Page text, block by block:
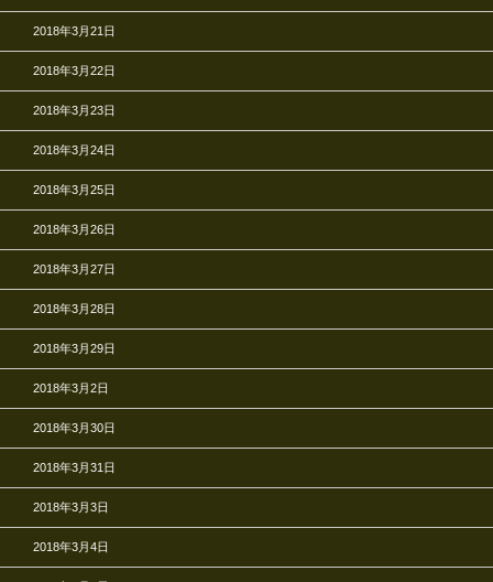
2018年3月21日
2018年3月22日
2018年3月23日
2018年3月24日
2018年3月25日
2018年3月26日
2018年3月27日
2018年3月28日
2018年3月29日
2018年3月2日
2018年3月30日
2018年3月31日
2018年3月3日
2018年3月4日